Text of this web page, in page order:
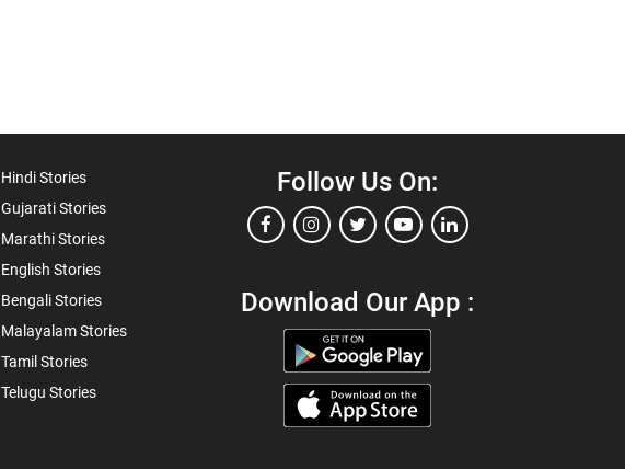
Hindi Stories
Gujarati Stories
Marathi Stories
English Stories
Bengali Stories
Malayalam Stories
Tamil Stories
Telugu Stories
Follow Us On:
Download Our App :